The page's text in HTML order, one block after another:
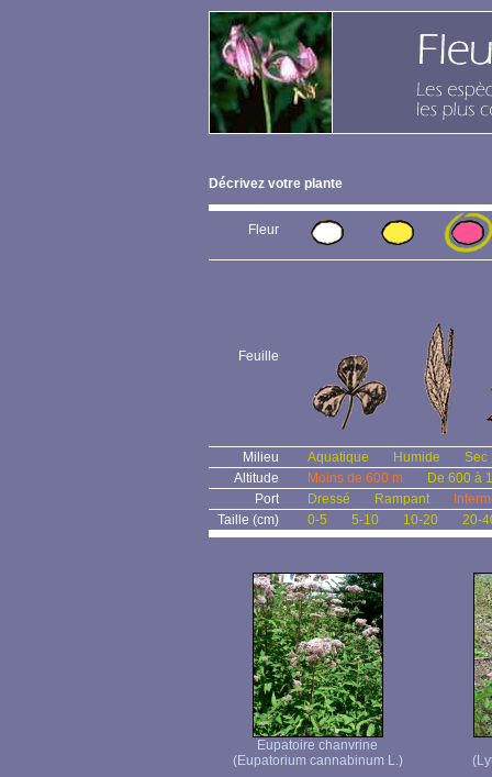
Décrivez votre plante
Fleur
Feuille
Milieu Aquatique Humide
Sec
Altitude
Moins de 600 m
De 600 à
Port
Dressé Rampant
Taille (cm)
0-5 5-10 10-20 20-
Eupatoire chanvrine
(Eupatorium cannabinum L.)